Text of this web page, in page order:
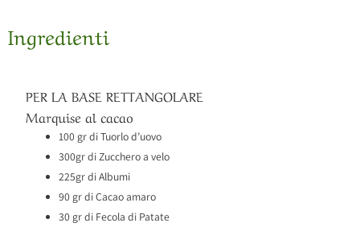
Ingredienti
PER LA BASE RETTANGOLARE
Marquise al cacao
100 gr di Tuorlo d’uovo
300gr di Zucchero a velo
225gr di Albumi
90 gr di Cacao amaro
30 gr di Fecola di Patate